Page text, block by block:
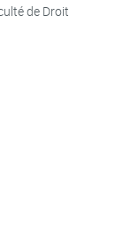
de Droit